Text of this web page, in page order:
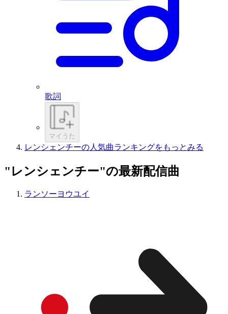
歌詞
マイうた
レンシェンチーの人気曲ランキングをもっとみる
"レンシェンチー"の最新配信曲
ランソーヨウユイ